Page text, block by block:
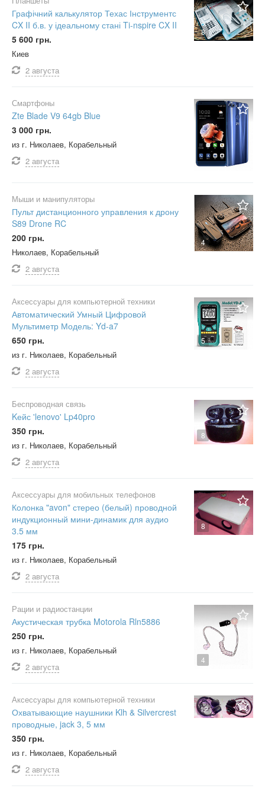
8
Графічний калькулятор Техас Інструментс
CX II б.в. у ідеальному стані Ti-nspire CX II
5 600 грн.
Киев
2 августа
Смартфоны
Zte Blade V9 64gb Blue
3 000 грн.
из г. Николаев, Корабельный
2 августа
4
Мыши и манипуляторы
Пульт дистанционного управления к дрону
S89 Drone RC
200 грн.
Николаев, Корабельный
2 августа
5
Аксессуары для компьютерной техники
Автоматический Умный Цифровой
Мультиметр Модель: Yd-a7
650 грн.
из г. Николаев, Корабельный
2 августа
8
Беспроводная связь
Kейс 'lenovo' Lp40pro
350 грн.
из г. Николаев, Корабельный
2 августа
8
Аксессуары для мобильных телефонов
Колонка "avon" стерео (белый) проводной
индукционный мини-динамик для аудио
3.5 мм
175 грн.
из г. Николаев, Корабельный
2 августа
4
Рации и радиостанции
Акустическая трубка Motorola Rln5886
250 грн.
из г. Николаев, Корабельный
2 августа
12
Аксессуары для компьютерной техники
Охватывающие наушники Klh & Silvercrest
проводные, jack 3, 5 мм
350 грн.
из г. Николаев, Корабельный
2 августа